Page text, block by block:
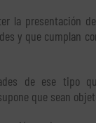
la presentación
y que cumplan
de ese tipo
que sean